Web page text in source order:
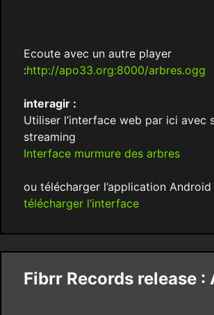
Ecoute avec un autre player
:http://apo33.org:8000/arbres.ogg
interagir :
Utiliser l’interface web par ici avec
streaming
Interface murmure des arbres
ou télécharger l’application Android
télécharger l’interface
Fibrr Records release :